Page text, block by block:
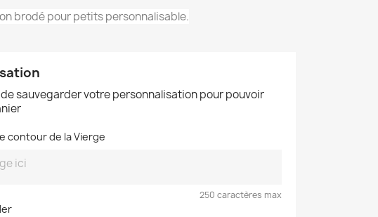
brodé pour petits personnalisable.
sauvegarder votre personnalisation pour pouvoir
contour de la Vierge
250 caractères max